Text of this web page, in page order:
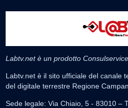
Labtv.net è un prodotto
Labtv.net è il sito ufficiale del canale
del digitale terrestre Regione
Sede legale: Via Chiaio, 5 - 83010 –